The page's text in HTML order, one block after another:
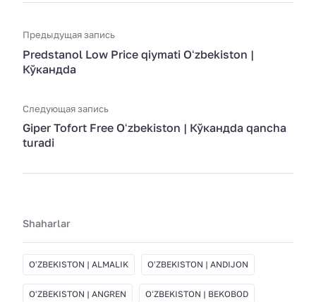
Предыдущая запись
Predstanol Low Price qiymati Oʻzbekiston |
Кўкандda
Следующая запись
Giper Tofort Free Oʻzbekiston | Кўкандda qancha
turadi
Shaharlar
OʻZBEKISTON | ALMALIK OʻZBEKISTON | ANDIJON
OʻZBEKISTON | ANGREN OʻZBEKISTON | BEKOBOD